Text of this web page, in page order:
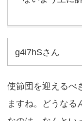
g4i7hSさん
使節団を迎えるべ
ますね。どうなる